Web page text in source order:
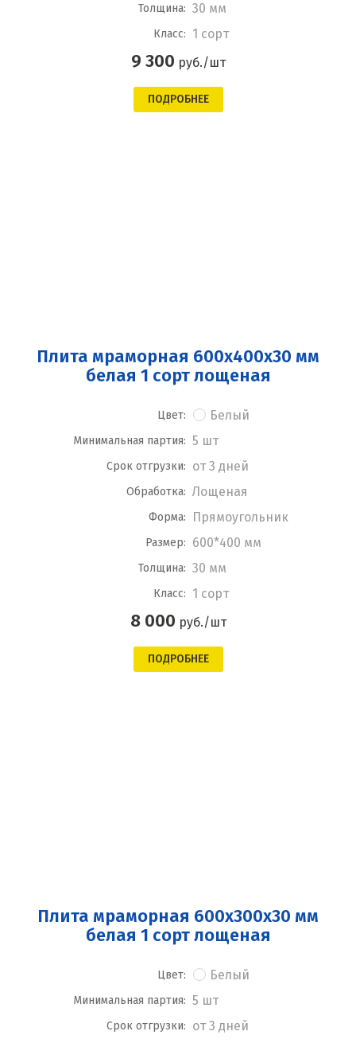
Толщина: 30 мм
Класс: 1 сорт
9 300 руб./шт
ПОДРОБНЕЕ
Плита мраморная 600x400x30 мм
белая 1 сорт лощеная
Цвет: Белый
Минимальная партия: 5 шт
Срок отгрузки: от 3 дней
Обработка: Лощеная
Форма: Прямоугольник
Размер: 600*400 мм
Толщина: 30 мм
Класс: 1 сорт
8 000 руб./шт
ПОДРОБНЕЕ
Плита мраморная 600x300x30 мм
белая 1 сорт лощеная
Цвет: Белый
Минимальная партия: 5 шт
Срок отгрузки: от 3 дней